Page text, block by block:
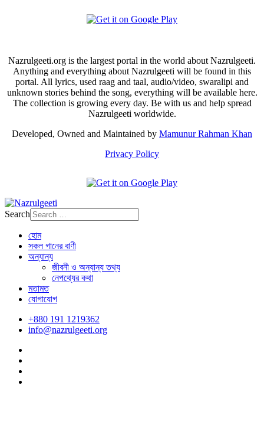
Nazrulgeeti.org is the largest portal in the world about Nazrulgeeti.
Anything and everything about Nazrulgeeti will be found in this
portal. All lyrics, used raag and taal, audio/video, swaralipi and
unknown stories behind the song, everything will be available here.
The collection is growing every day. Be with us and help spread
Nazrulgeeti worldwide.
Developed, Owned and Maintained by Mamunur Rahman Khan
Privacy Policy
Search
হোম
সকল গানের বাণী
অন্যান্য
জীবনী ও অন্যান্য তথ্য
নেপথ্যের কথা
মতামত
যোগাযোগ
+880 191 1219362
info@nazrulgeeti.org